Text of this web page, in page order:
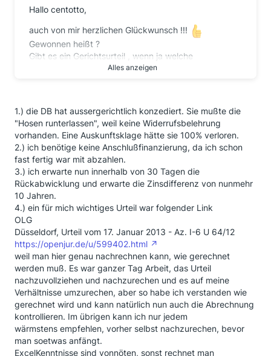
Hallo centotto,
auch von mir herzlichen Glückwunsch !!!
Gewonnen heißt ?
Gibt es ein Gerichtsurteil , wenn ja welche
Läuft der gesamte Darlehnsbetrag samt Zinsen an
Dich zurück oder wie wurde verfahren ?
Wäre für einige User hier sowie auch für mich sehr
hilfreich,
wenn Du uns hier noch einige Details aus Deinem
"Gewinnurteil" mitteilen könntest.
Ansonsten schließe ich mich auch noch gerne den
Fragen von Pusteblume an.
Danke schon mal vorab.
Servus Peter
Alles anzeigen
1.) die DB hat aussergerichtlich konzediert. Sie mußte die
"Hosen runterlassen", weil keine Widerrufsbelehrung
vorhanden. Eine Auskunftsklage hätte sie 100% verloren.
2.) ich benötige keine Anschlußfinanzierung, da ich schon
fast fertig war mit abzahlen.
3.) ich erwarte nun innerhalb von 30 Tagen die
Rückabwicklung und erwarte die Zinsdifferenz von nunmehr
10 Jahren.
4.) ein für mich wichtiges Urteil war folgender Link
OLG
Düsseldorf, Urteil vom 17. Januar 2013 - Az. I-6 U 64/12
https://openjur.de/u/599402.html
weil man hier genau nachrechnen kann, wie gerechnet
werden muß. Es war ganzer Tag Arbeit, das Urteil
nachzuvollziehen und nachzurechen und es auf meine
Verhältnisse umzurechen, aber so habe ich verstanden wie
gerechnet wird und kann natürlich nun auch die Abrechnung
kontrollieren. Im übrigen kann ich nur jedem
wärmstens empfehlen, vorher selbst nachzurechen, bevor
man soetwas anfängt.
ExcelKenntnisse sind vonnöten, sonst rechnet man